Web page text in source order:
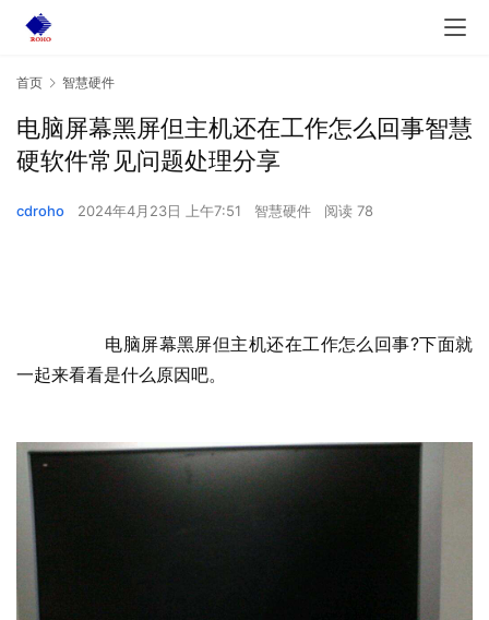
首页 智慧硬件
电脑屏幕黑屏但主机还在工作怎么回事智慧
硬软件常见问题处理分享
cdroho 2024年4月23日 上午7:51 智慧硬件 阅读 78
一起来看看是什么原因吧。